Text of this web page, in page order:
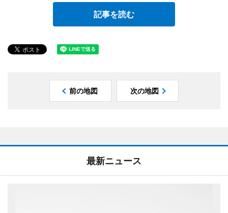
記事を読む
前の地図 次の地図
最新ニュース